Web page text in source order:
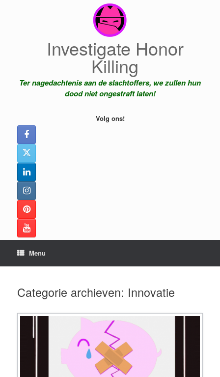
Investigate Honor
Killing
Ter nagedachtenis aan de slachtoffers, we zullen hun
dood niet ongestraft laten!
Volg ons!
Menu
Categorie archieven: Innovatie